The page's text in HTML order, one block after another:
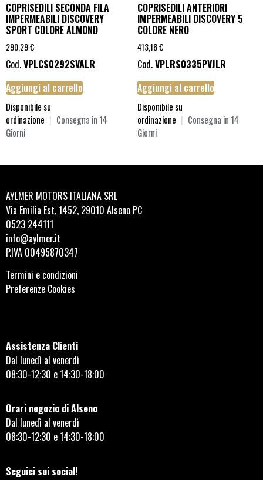
COPRISEDILI SECONDA FILA
IMPERMEABILI DISCOVERY
SPORT COLORE ALMOND
290,29€
Cod.VPLCS0292SVALR
Aggiungi al carrello
Disponibile su
ordinazione | Consegna in 14
Giorni
COPRISEDILI ANTERIORI
IMPERMEABILI DISCOVERY 5
COLORE NERO
413,18€
Cod.VPLRS0335PVJLR
Aggiungi al carrello
Disponibile su
ordinazione | Consegna in 14
Giorni
AYLMER MOTORS ITALIANA SRL
Via Emilia Est, 1452, 29010 Alseno PC
0523 244111
info@aylmer.it
P.IVA 00495870347
Termini e condizioni
Preferenze Cookies
Assistenza Clienti
Dal lunedì al venerdì
08:30-12:30 e 14:30-18:00
Orari negozio di Alseno
Dal lunedì al venerdì
08:30-12:30 e 14:30-18:00
Seguici sui social!